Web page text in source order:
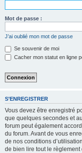
Mot de passe :
J’ai oublié mon mot de passe
Se souvenir de moi
Cacher mon statut en ligne
S’ENREGISTRER
Vous devez être enregistré
que quelques secondes et
forum peut également
du forum. Avant de vous
de nos conditions
de bien lire tout le règlement